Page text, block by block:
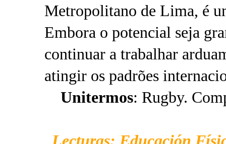
Metropolitano de Lima, é
Embora o potencial seja
continuar a trabalhar
atingir os padrões
Unitermos: Rugby.